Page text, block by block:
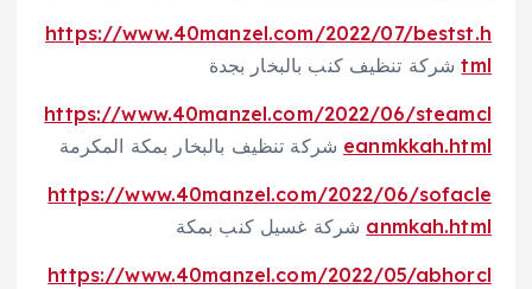
https://www.40manzel.com/2022/07/bestst.h
tmlشركة تنظيف كنب بالبخار بجدة
https://www.40manzel.com/2022/06/steamcl
eanmkkah.html شركة تنظيف بالبخار بمكة المكرمة
https://www.40manzel.com/2022/06/sofacle
anmkah.html شركة غسيل كنب بمكة
https://www.40manzel.com/2022/05/abhorcl